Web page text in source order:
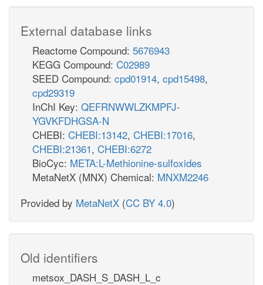
External database links
Reactome Compound: 5676943
KEGG Compound: C02989
SEED Compound: cpd01914, cpd15498,
cpd29319
InChI Key: QEFRNWWLZKMPFJ-
YGVKFDHGSA-N
CHEBI: CHEBI:13142, CHEBI:17016,
CHEBI:21361, CHEBI:6272
BioCyc: META:L-Methionine-sulfoxides
MetaNetX (MNX) Chemical: MNXM2246
Provided by MetaNetX (CC BY 4.0)
Old identifiers
metsox_DASH_S_DASH_L_c